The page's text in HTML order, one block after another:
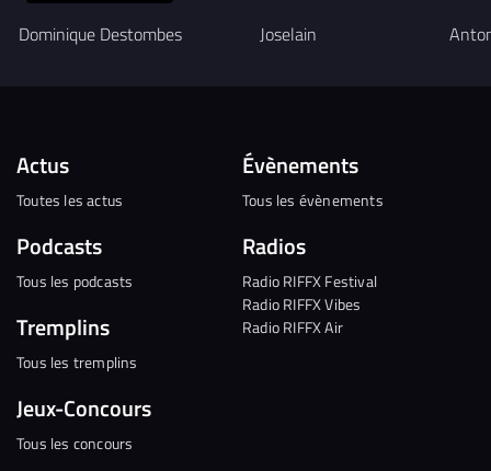
Dominique Destombes Joselain
Actus
Toutes les actus
Podcasts
Tous les podcasts
Tremplins
Tous les tremplins
Jeux-Concours
Tous les concours
Évènements
Tous les évènements
Radios
Radio RIFFX Festival
Radio RIFFX Vibes
Radio RIFFX Air